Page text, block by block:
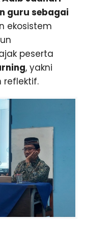
guru sebagai
ekosistem
peserta
, yakni
reflektif.